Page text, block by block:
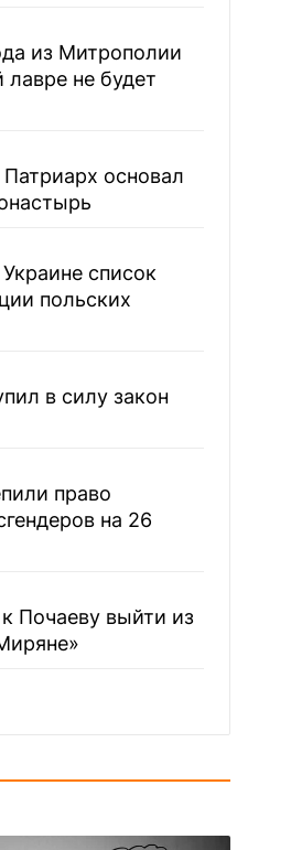
из Митрополии
не будет
основал
список
польских
в силу закон
право
на 26
Почаеву выйти из